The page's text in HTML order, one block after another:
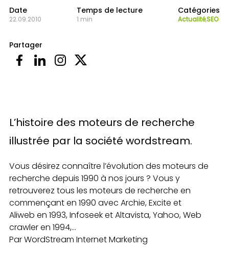
Date
22.09.2010
Temps de lecture
1 min
Catégories
Actualité,SEO
Partager
L’histoire des moteurs de recherche
illustrée par la société wordstream.
Vous désirez connaître l’évolution des moteurs de
recherche depuis 1990 à nos jours ? Vous y
retrouverez tous les moteurs de recherche en
commençant en 1990 avec Archie, Excite et
Aliweb en 1993, Infoseek et Altavista, Yahoo, Web
crawler en 1994,…
Par WordStream Internet Marketing